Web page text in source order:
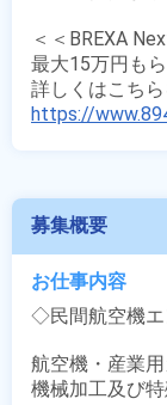
＜＜BREXA
最大15万円も
https://
募集概要
お仕事内容
◇民間航空機
航空機・産業
機械加工及び